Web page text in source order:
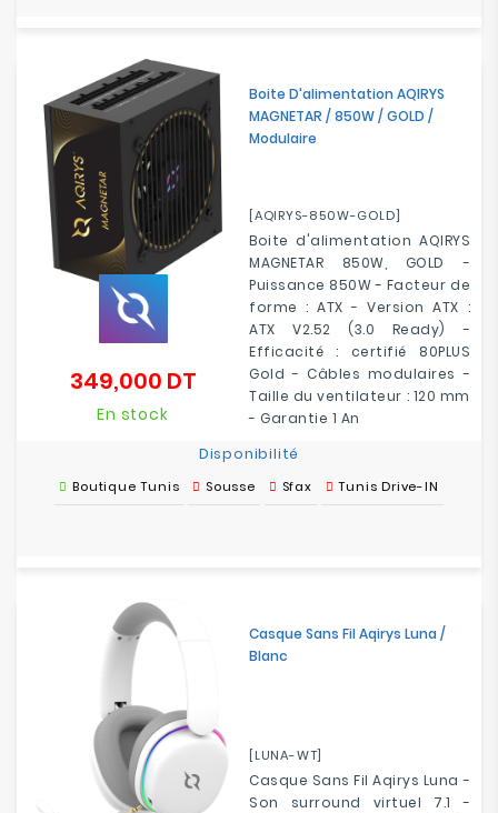
Boite D'alimentation AQIRYS
MAGNETAR / 850W / GOLD /
Modulaire
[AQIRYS-850W-GOLD]
Boite d'alimentation AQIRYS
MAGNETAR 850W, GOLD -
Puissance 850W - Facteur de
forme : ATX - Version ATX :
ATX V2.52 (3.0 Ready) -
Efficacité : certifié 80PLUS
Gold - Câbles modulaires -
Taille du ventilateur : 120 mm
- Garantie 1 An
349,000 DTPrix
En stock
Disponibilité
Boutique Tunis Sousse Sfax Tunis Drive-IN
Casque Sans Fil Aqirys Luna /
Blanc
[LUNA-WT]
Casque Sans Fil Aqirys Luna -
Son surround virtuel 7.1 -